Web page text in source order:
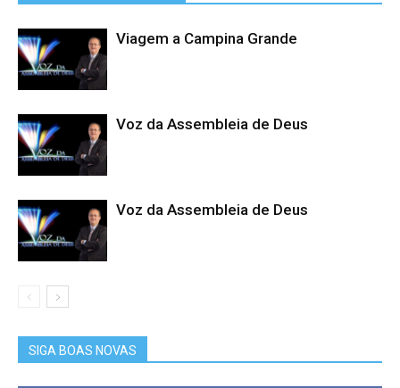
Viagem a Campina Grande
Voz da Assembleia de Deus
Voz da Assembleia de Deus
SIGA BOAS NOVAS